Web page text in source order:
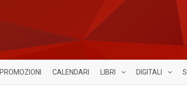
PROMOZIONI CALENDARI LIBRI DIGITALI